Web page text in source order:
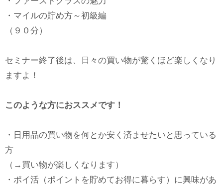
・マイルの貯め方～初級編
（９０分）
セミナー終了後は、日々の買い物が驚くほど楽しくなり
ますよ！
このような方におススメです！
・日用品の買い物を何とか安く済ませたいと思っている
方
（→買い物が楽しくなります）
・ポイ活（ポイントを貯めてお得に暮らす）に興味があ